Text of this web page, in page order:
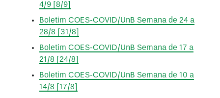
4/9 [8/9]
Boletim COES-COVID/UnB Semana de 24 a
28/8 [31/8]
Boletim COES-COVID/UnB Semana de 17 a
21/8 [24/8]
Boletim COES-COVID/UnB Semana de 10 a
14/8 [17/8]